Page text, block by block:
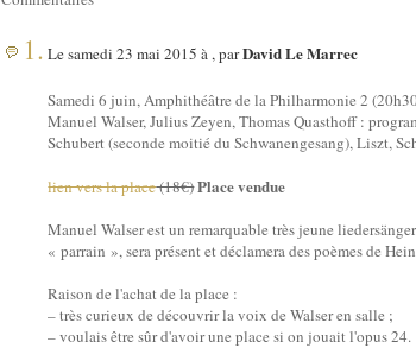
1. Le samedi 23 mai 2015 à , parDavid Le Marrec
Samedi 6 juin, Amphithéâtre de la Philharmonie 2
Manuel Walser, Julius Zeyen, Thomas Quasthoff :
Schubert (seconde moitié du Schwanengesang), Liszt,
lien vers la place(18€)Place vendue
Manuel Walser est un remarquable très jeune
« parrain », sera présent et déclamera des poèmes de
Raison de l'achat de la place :
– très curieux de découvrir la voix de Walser en salle ;
– voulais être sûr d'avoir une place si on jouait l'opus 24.